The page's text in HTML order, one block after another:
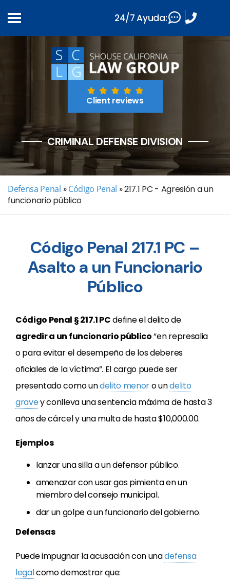
Client reviews
CRIMINAL DEFENSE DIVISION
Defensa Penal » Código Penal »217.1 PC - Agresión a un
funcionario público
Código Penal 217.1 PC –
Asalto a un Funcionario
Público
Código Penal § 217.1 PCdefine el delito de
agredir a un funcionario público“en represalia
o para evitar el desempeño de los deberes
oficiales de la víctima”. El cargo puede ser
presentado como undelito menoro undelito
gravey conlleva una sentencia máxima de hasta 3
años de cárcel y una multa de hasta $10,000.00.
Ejemplos
lanzar una silla a un defensor público.
amenazar con usar gas pimienta en un
miembro del consejo municipal.
dar un golpe a un funcionario del gobierno.
Defensas
Puede impugnar la acusación con unadefensa
legalcomo demostrar que:
24/7 Ayuda: